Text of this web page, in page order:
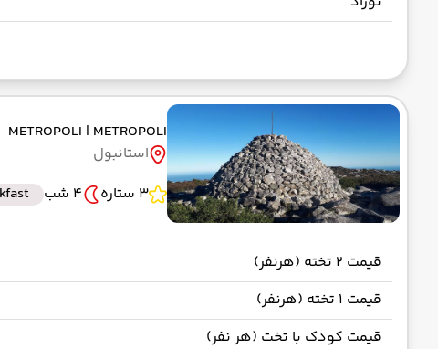
METROPOLI | METROPOLI
استانبول
3 ستاره
4 شب
قیمت 2 تخته (هرنفر)
قیمت 1 تخته (هرنفر)
قیمت کودک با تخت (هر نفر)